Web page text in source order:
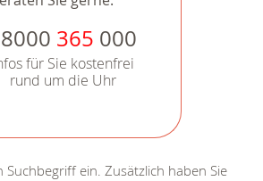
365 000
für Sie kostenfrei
rund um die Uhr
Suchbegriff ein. Zusätzlich haben Sie